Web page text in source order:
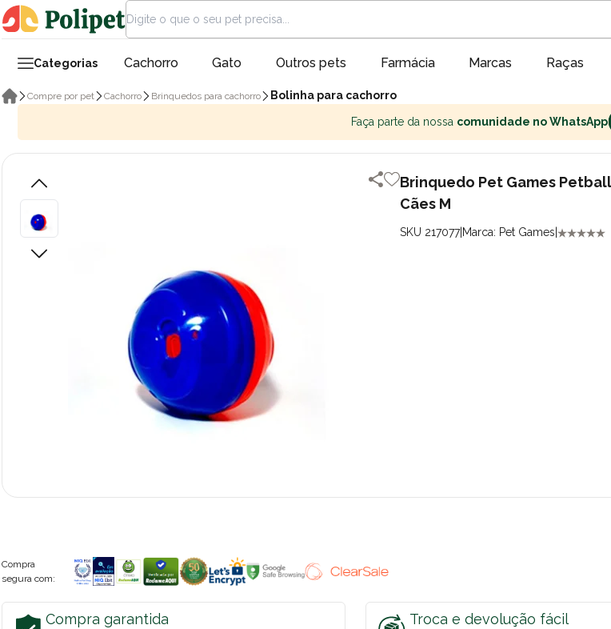
Categorias Cachorro Gato Outros pets Farmácia Marcas Raças
Faça parte da nossa comunidade no WhatsApp
Compre por pet Cachorro Brinquedos para cachorro Bolinha para cachorro
Brinquedo Pet Games
Cães M
SKU 217077| Marca: Pet Games |
Compra
segura com:
Compra garantida Troca e devolução fácil